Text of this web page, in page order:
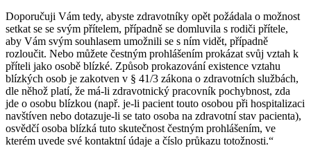
Doporučuji Vám tedy, abyste zdravotníky opět požádala o možnost
setkat se se svým přítelem, případně se domluvila s rodiči přítele,
aby Vám svým souhlasem umožnili se s ním vidět, případně
rozloučit. Nebo můžete čestným prohlášením prokázat svůj vztah k
příteli jako osobě blízké. Způsob prokazování existence vztahu
blízkých osob je zakotven v § 41/3 zákona o zdravotních službách,
dle něhož platí, že má-li zdravotnický pracovník pochybnost, zda
jde o osobu blízkou (např. je-li pacient touto osobou při hospitalizaci
navštíven nebo dotazuje-li se tato osoba na zdravotní stav pacienta),
osvědčí osoba blízká tuto skutečnost čestným prohlášením, ve
kterém uvede své kontaktní údaje a číslo průkazu totožnosti.“